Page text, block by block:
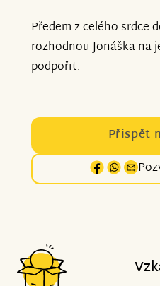
Předem z celého srdce
rozhodnou Jonáška na
podpořit.
Přispět